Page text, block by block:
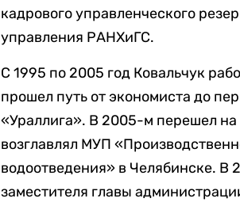
кадрового управленческого
управления РАНХиГС.
С 1995 по 2005 год Ковальчук
прошел путь от экономиста до
«Ураллига». В 2005-м перешел
возглавлял МУП
водоотведения» в Челябинске. В
заместителя главы